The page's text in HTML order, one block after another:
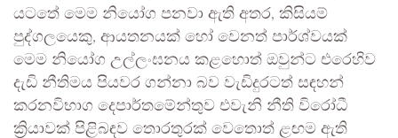
යටතේ මෙම නියෝග පනවා ඇති අතර, කිසියම්
පුද්ගලයෙකු, ආයතනයක් හෝ වෙනත් පාර්ශ්වයක්
මෙම නියෝග උල්ලංඝනය කළහොත් ඔවුන්ට එරෙහිව
දැඩි නීතිමය පියවර ගන්නා බව වැඩිදුරටත් සඳහන්
කරනවිභාග දෙපාර්තමේන්තුව එවැනි නීති විරෝධී
ක්‍රියාවක් පිළිබඳව තොරතුරක් වෙතොත් ළඟම ඇති